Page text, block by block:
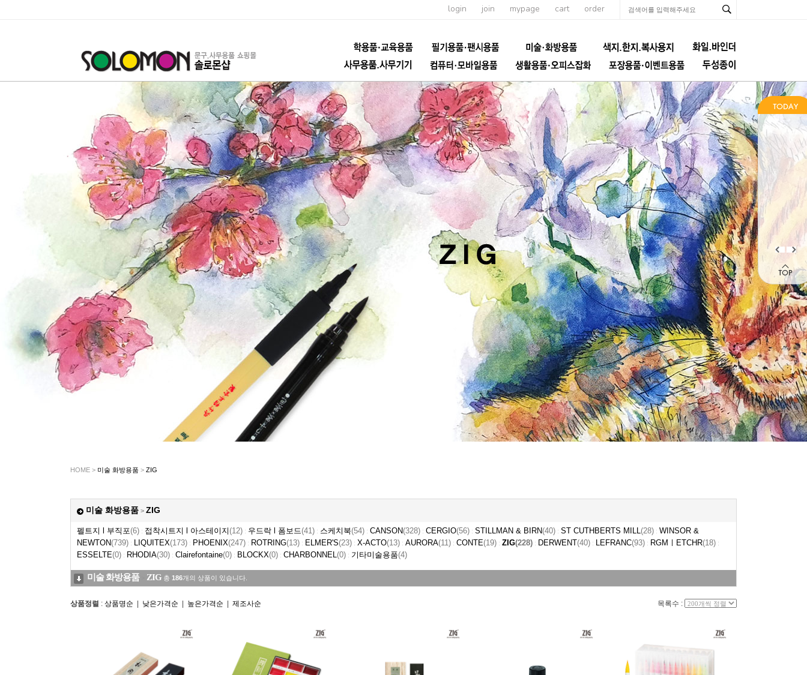
login join mypage cart order
HOME > 미술 화방용품 > ZIG
미술 화방용품 > ZIG
펠트지 l 부직포(6) : 접착시트지 l 아스테이지 (12) : 우드락 l 폼보드(41) : 스케치북(54) : CANSON(328) : CERGIO(56) : STILLMAN & BIRN(40) : ST CUTHBERTS MILL(28) : WINSOR &
NEWTON(739) : LIQUITEX(173) : PHOENIX(247) : ROTRING(13) : ELMER'S(23) : X-ACTO(13) : AURORA(11) : CONTE(19) : ZIG(228) : DERWENT(40) : LEFRANC(93) : RGMㅣETCHR(18) :
ESSELTE(0) : RHODIA(30) : Clairefontaine(0) : BLOCKX(0) : CHARBONNEL(0) : 기타미술용품(4)
미술 화방용품> ZIG 총 186개의 상품이 있습니다.
상품정렬 : 상품명순 낮은가격순 높은가격순 제조사순 목록수 :